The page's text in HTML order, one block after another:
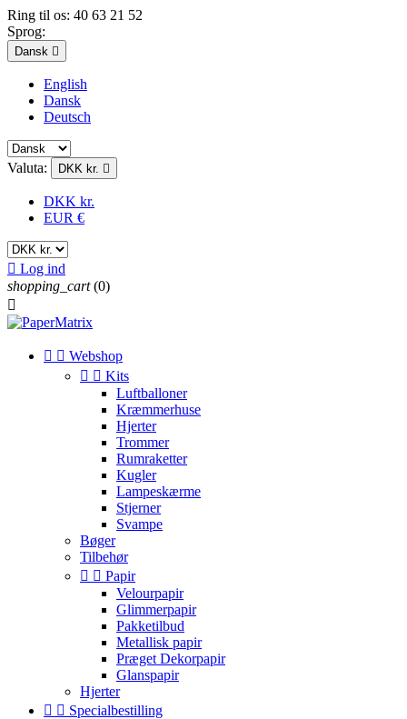
Ring til os: 40 63 21 52
Sprog:
Dansk 
English
Dansk
Deutsch
Valuta: DKK kr. 
DKK kr.
EUR €
 Log ind
shopping_cart (0)

  Webshop
  Kits
Luftballoner
Kræmmerhuse
Hjerter
Trommer
Rumraketter
Kugler
Lampeskærme
Stjerner
Svampe
Bøger
Tilbehør
  Papir
Velourpapir
Glimmerpapir
Pakketilbud
Metallisk papir
Præget Dekorpapir
Glanspapir
Hjerter
  Specialbestilling